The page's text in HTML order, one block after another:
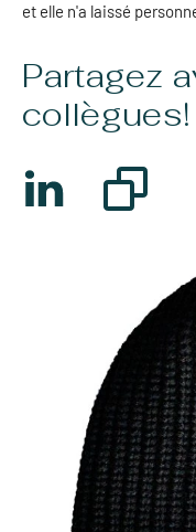
et elle n'a laissé
Partagez
collègues!